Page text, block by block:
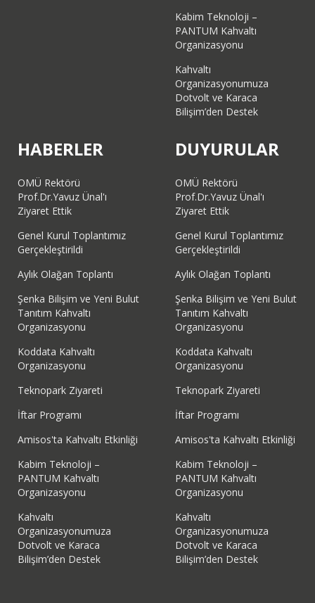
Kabim Teknoloji –
PANTUM Kahvaltı
Organizasyonu
Kahvaltı
Organizasyonumuza
Dotvolt ve Karaca
Bilişim’den Destek
HABERLER
OMÜ Rektörü
Prof.Dr.Yavuz Ünal'ı
Ziyaret Ettik
Genel Kurul Toplantımız
Gerçekleştirildi
Aylık Olağan Toplantı
Şenka Bilişim ve Yeni Bulut
Tanıtım Kahvaltı
Organizasyonu
Koddata Kahvaltı
Organizasyonu
Teknopark Ziyareti
İftar Programı
Amisos'ta Kahvaltı Etkinliği
Kabim Teknoloji –
PANTUM Kahvaltı
Organizasyonu
Kahvaltı
Organizasyonumuza
Dotvolt ve Karaca
Bilişim’den Destek
DUYURULAR
OMÜ Rektörü
Prof.Dr.Yavuz Ünal'ı
Ziyaret Ettik
Genel Kurul Toplantımız
Gerçekleştirildi
Aylık Olağan Toplantı
Şenka Bilişim ve Yeni Bulut
Tanıtım Kahvaltı
Organizasyonu
Koddata Kahvaltı
Organizasyonu
Teknopark Ziyareti
İftar Programı
Amisos'ta Kahvaltı Etkinliği
Kabim Teknoloji –
PANTUM Kahvaltı
Organizasyonu
Kahvaltı
Organizasyonumuza
Dotvolt ve Karaca
Bilişim’den Destek